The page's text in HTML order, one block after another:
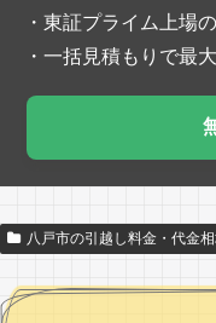
・東証プライム上場
・一括見積もりで最
八戸市の引越し料金・代金